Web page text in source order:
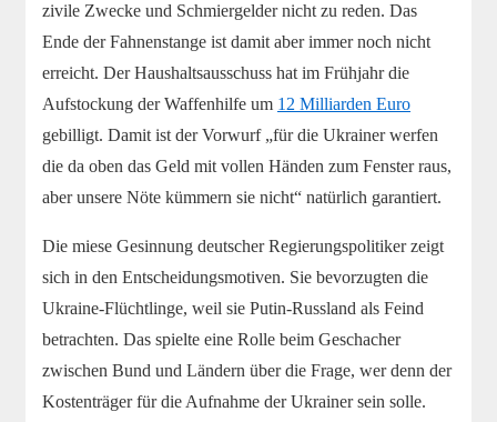
zivile Zwecke und Schmiergelder nicht zu reden. Das
Ende der Fahnenstange ist damit aber immer noch nicht
erreicht. Der Haushaltsausschuss hat im Frühjahr die
Aufstockung der Waffenhilfe um 12 Milliarden Euro
gebilligt. Damit ist der Vorwurf „für die Ukrainer werfen
die da oben das Geld mit vollen Händen zum Fenster raus,
aber unsere Nöte kümmern sie nicht“ natürlich garantiert.
Die miese Gesinnung deutscher Regierungspolitiker zeigt
sich in den Entscheidungsmotiven. Sie bevorzugten die
Ukraine-Flüchtlinge, weil sie Putin-Russland als Feind
betrachten. Das spielte eine Rolle beim Geschacher
zwischen Bund und Ländern über die Frage, wer denn der
Kostenträger für die Aufnahme der Ukrainer sein solle.